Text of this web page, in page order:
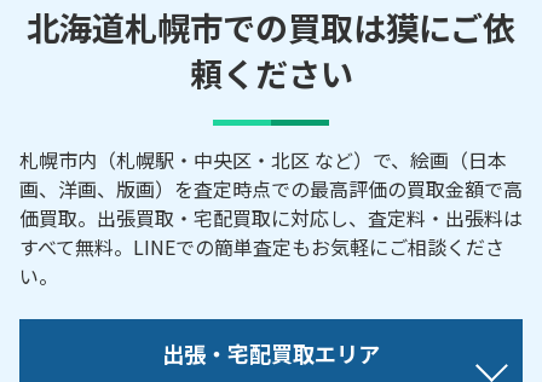
北海道札幌市での買取は獏にご依
頼ください
札幌市内（札幌駅・中央区・北区 など）で、絵画（日本
画、洋画、版画）を査定時点での最高評価の買取金額で高
価買取。出張買取・宅配買取に対応し、査定料・出張料は
すべて無料。LINEでの簡単査定もお気軽にご相談くださ
い。
出張・宅配買取エリア